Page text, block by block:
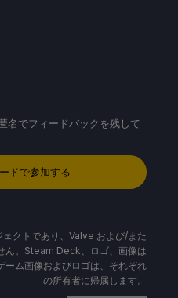
名でフィードバックを残して
ドで参加する
クトであり、Valve および/また
ん。Steam Deck、ロゴ、画像は
ーム画像およびロゴは、それぞれ
の所有者に帰属します。